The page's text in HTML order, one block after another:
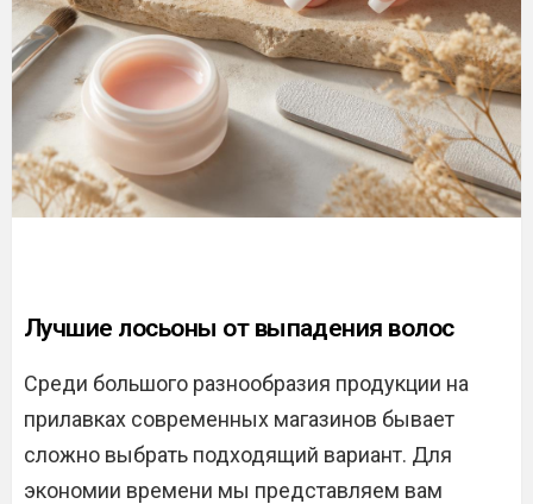
Лучшие лосьоны от выпадения волос
Среди большого разнообразия продукции на
прилавках современных магазинов бывает
сложно выбрать подходящий вариант. Для
экономии времени мы представляем вам